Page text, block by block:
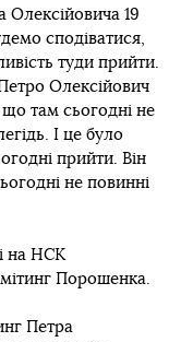
19
сподіватися,
туди прийти.
Олексійович
що там сьогодні не
І це було
прийти. Він
не повинні
на НСК
мітинг Порошенка.
Петра